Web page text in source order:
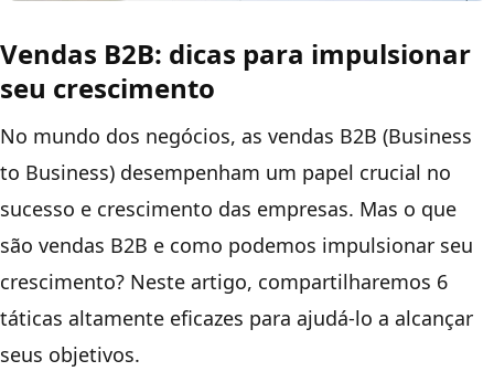
Vendas B2B: dicas para impulsionar
seu crescimento
No mundo dos negócios, as vendas B2B (Business
to Business) desempenham um papel crucial no
sucesso e crescimento das empresas. Mas o que
são vendas B2B e como podemos impulsionar seu
crescimento? Neste artigo, compartilharemos 6
táticas altamente eficazes para ajudá-lo a alcançar
seus objetivos.